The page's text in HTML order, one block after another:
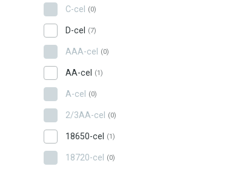
C-cel (0)
D-cel (7)
AAA-cel (0)
AA-cel (1)
A-cel (0)
2/3AA-cel (0)
18650-cel (1)
18720-cel (0)